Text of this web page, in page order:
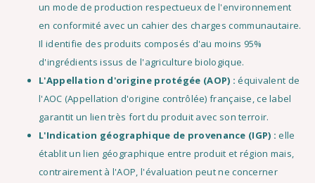
un mode de production respectueux de l'environnement
en conformité avec un cahier des charges communautaire.
Il identifie des produits composés d'au moins 95%
d'ingrédients issus de l'agriculture biologique.
L'Appellation d'origine protégée (AOP) : équivalent de
l'AOC (Appellation d'origine contrôlée) française, ce label
garantit un lien très fort du produit avec son terroir.
L'Indication géographique de provenance (IGP) : elle
établit un lien géographique entre produit et région mais,
contrairement à l'AOP, l'évaluation peut ne concerner